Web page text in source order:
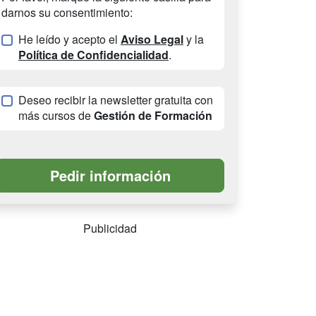
darnos su consentimiento:
He leído y acepto el Aviso Legaly la
Política de Confidencialidad.
Deseo recibir la newsletter gratuita con
más cursos deGestión de Formación
Publicidad